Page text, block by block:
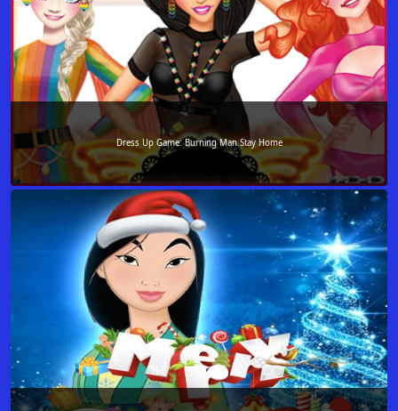
Dress Up Game: Burning Man Stay Home